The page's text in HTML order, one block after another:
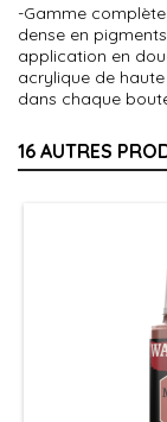
-Gamme
dense en
application en
acrylique de
dans chaque
16 AUTRES